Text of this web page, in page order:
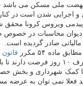
ملی مسکن می باشد
و اجرایی شدن است در
ویروس کرونا
در واکنش به گزارش
۵۴ مکرر
قانون
کنند.
با کمک شهرداری و بخش
نمی توان به عرضه